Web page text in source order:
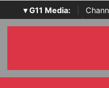
▾ G11 Media:
SecurityOpenLab |